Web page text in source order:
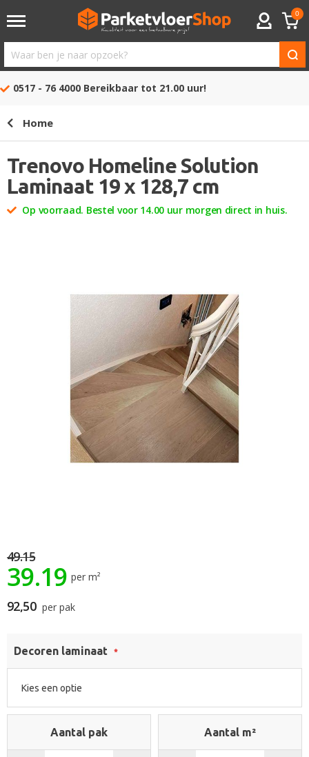
ACCOUNT
0
Waar
ben
opzoek?
0517 - 76 4000 Bereikbaar tot 21.00 uur!
Home
Trenovo Homeline Solution
Laminaat 19 x 128,7 cm
Op voorraad. Bestel voor 14.00 uur morgen direct in huis.
naar
het
begin
van
de
49.15
39.19 per m²
92,50 per pak
Decoren laminaat
Aantal pak Aantal m²